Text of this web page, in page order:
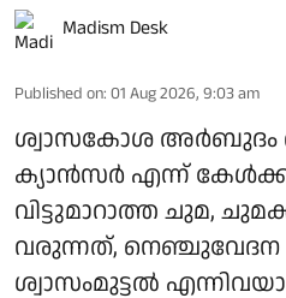
Madism Desk
Published on: 01 Aug 2026, 9:03 am
ശ്വാസകോശ
ക്യാൻസർ എന്ന്
വിട്ടുമാറാത്ത ചുമ,
വരുന്നത്, നെഞ്ചുവേദന
ശ്വാസംമുട്ടൽ